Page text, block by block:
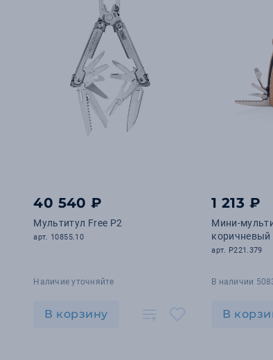
40 540 ₽
Мультитул Free P2
арт. 10855.10
Наличие уточняйте
В корзину
1 213 ₽
Мини-
коричневый
арт. P221.379
В наличии
В